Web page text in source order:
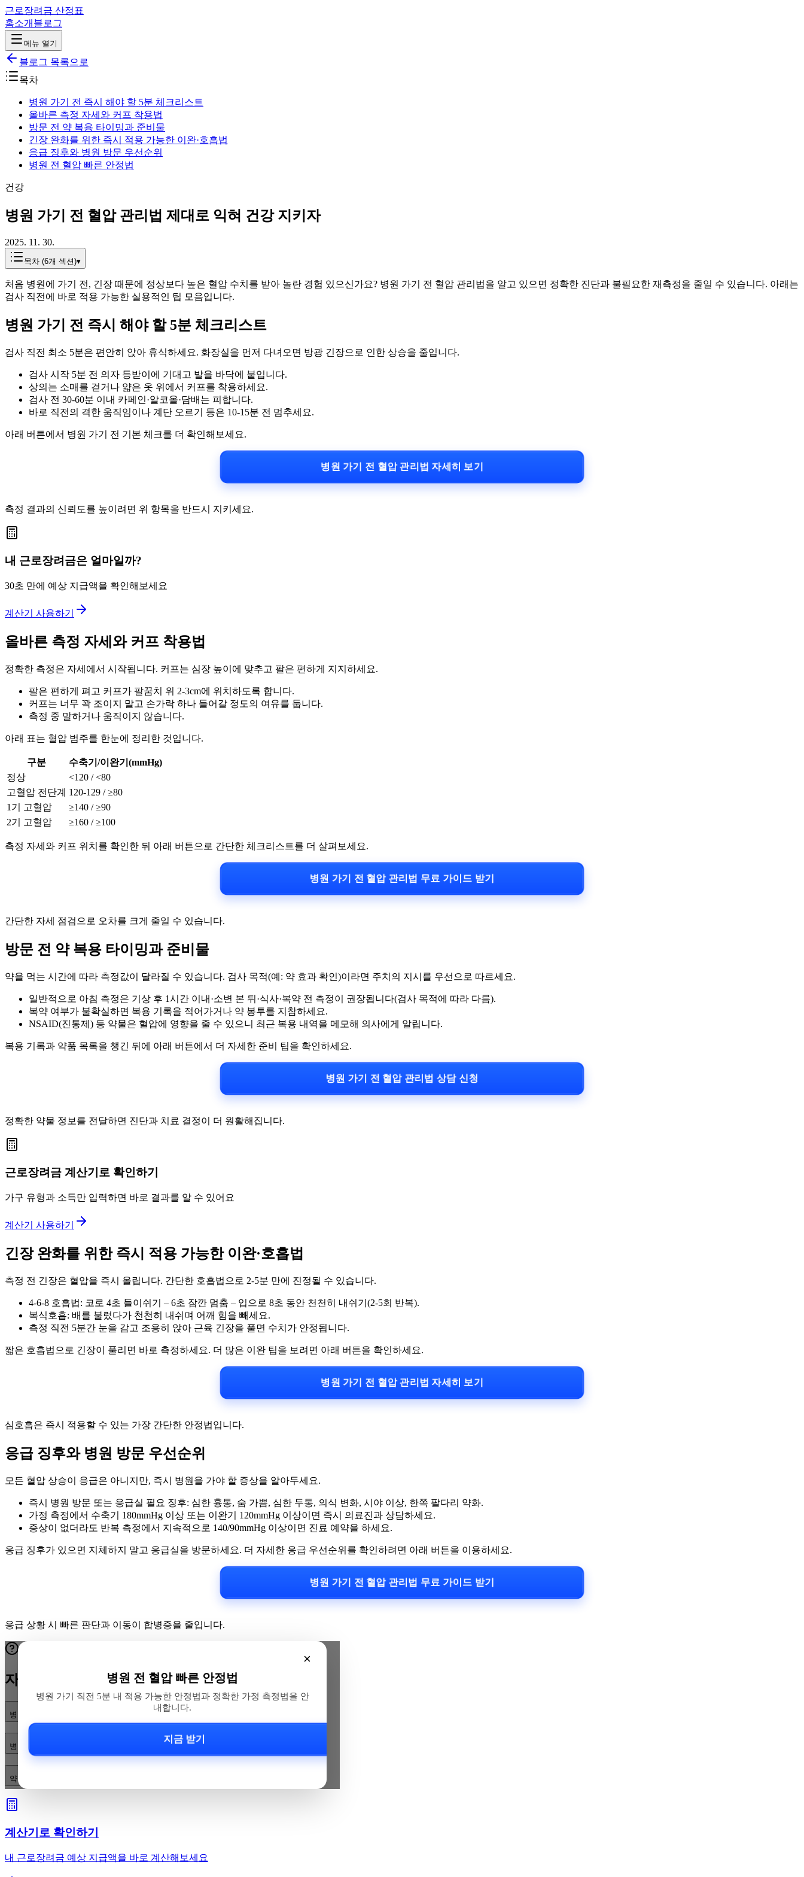
근로장려금 산정표
홈소개 블로그
메뉴 열기
블로그 목록으로
목차
병원 가기 전 즉시 해야 할 5분 체크리스트
올바른 측정 자세와 커프 착용법
방문 전 약 복용 타이밍과 준비물
긴장 완화를 위한 즉시 적용 가능한 이완·호흡법
응급 징후와 병원 방문 우선순위
병원 전 혈압 빠른 안정법
건강
병원 가기 전 혈압 관리법 제대로 익혀 건강 지키자
2025. 11. 30.
목차 (6개 섹션)▾
처음 병원에 가기 전, 긴장 때문에 정상보다 높은 혈압 수치를 받아 놀란 경험 있으신가요? 병원 가기 전 혈압 관리법을 알고 있으면 정확한 진단과 불필요한 재측정을 줄일 수 있습니다. 아래는
검사 직전에 바로 적용 가능한 실용적인 팁 모음입니다.
병원 가기 전 즉시 해야 할 5분 체크리스트
검사 직전 최소 5분은 편안히 앉아 휴식하세요. 화장실을 먼저 다녀오면 방광 긴장으로 인한 상승을 줄입니다.
검사 시작 5분 전 의자 등받이에 기대고 발을 바닥에 붙입니다.
상의는 소매를 걷거나 얇은 옷 위에서 커프를 착용하세요.
검사 전 30-60분 이내 카페인·알코올·담배는 피합니다.
바로 직전의 격한 움직임이나 계단 오르기 등은 10-15분 전 멈추세요.
아래 버튼에서 병원 가기 전 기본 체크를 더 확인해보세요.
병원 가기 전 혈압 관리법 자세히 보기
측정 결과의 신뢰도를 높이려면 위 항목을 반드시 지키세요.
내 근로장려금은 얼마일까?
30초 만에 예상 지급액을 확인해보세요
계산기 사용하기
올바른 측정 자세와 커프 착용법
정확한 측정은 자세에서 시작됩니다. 커프는 심장 높이에 맞추고 팔은 편하게 지지하세요.
팔은 편하게 펴고 커프가 팔꿈치 위 2-3cm에 위치하도록 합니다.
커프는 너무 꽉 조이지 말고 손가락 하나 들어갈 정도의 여유를 둡니다.
측정 중 말하거나 움직이지 않습니다.
아래 표는 혈압 범주를 한눈에 정리한 것입니다.
구분
수축기/이완기(mmHg)
정상
<120 / <80
고혈압 전단계 120-129 / ≥80
1기 고혈압
≥140 / ≥90
2기 고혈압
≥160 / ≥100
측정 자세와 커프 위치를 확인한 뒤 아래 버튼으로 간단한 체크리스트를 더 살펴보세요.
병원 가기 전 혈압 관리법 무료 가이드 받기
간단한 자세 점검으로 오차를 크게 줄일 수 있습니다.
방문 전 약 복용 타이밍과 준비물
약을 먹는 시간에 따라 측정값이 달라질 수 있습니다. 검사 목적(예: 약 효과 확인)이라면 주치의 지시를 우선으로 따르세요.
일반적으로 아침 측정은 기상 후 1시간 이내·소변 본 뒤·식사·복약 전 측정이 권장됩니다(검사 목적에 따라 다름).
복약 여부가 불확실하면 복용 기록을 적어가거나 약 봉투를 지참하세요.
NSAID(진통제) 등 약물은 혈압에 영향을 줄 수 있으니 최근 복용 내역을 메모해 의사에게 알립니다.
복용 기록과 약품 목록을 챙긴 뒤에 아래 버튼에서 더 자세한 준비 팁을 확인하세요.
병원 가기 전 혈압 관리법 상담 신청
정확한 약물 정보를 전달하면 진단과 치료 결정이 더 원활해집니다.
근로장려금 계산기로 확인하기
가구 유형과 소득만 입력하면 바로 결과를 알 수 있어요
계산기 사용하기
긴장 완화를 위한 즉시 적용 가능한 이완·호흡법
측정 전 긴장은 혈압을 즉시 올립니다. 간단한 호흡법으로 2-5분 만에 진정될 수 있습니다.
4-6-8 호흡법: 코로 4초 들이쉬기 – 6초 잠깐 멈춤 – 입으로 8초 동안 천천히 내쉬기(2-5회 반복).
복식호흡: 배를 불렀다가 천천히 내쉬며 어깨 힘을 빼세요.
측정 직전 5분간 눈을 감고 조용히 앉아 근육 긴장을 풀면 수치가 안정됩니다.
짧은 호흡법으로 긴장이 풀리면 바로 측정하세요. 더 많은 이완 팁을 보려면 아래 버튼을 확인하세요.
병원 가기 전 혈압 관리법 자세히 보기
심호흡은 즉시 적용할 수 있는 가장 간단한 안정법입니다.
응급 징후와 병원 방문 우선순위
모든 혈압 상승이 응급은 아니지만, 즉시 병원을 가야 할 증상을 알아두세요.
즉시 병원 방문 또는 응급실 필요 징후: 심한 흉통, 숨 가쁨, 심한 두통, 의식 변화, 시야 이상, 한쪽 팔다리 약화.
가정 측정에서 수축기 180mmHg 이상 또는 이완기 120mmHg 이상이면 즉시 의료진과 상담하세요.
증상이 없더라도 반복 측정에서 지속적으로 140/90mmHg 이상이면 진료 예약을 하세요.
응급 징후가 있으면 지체하지 말고 응급실을 방문하세요. 더 자세한 응급 우선순위를 확인하려면 아래 버튼을 이용하세요.
병원 가기 전 혈압 관리법 무료 가이드 받기
응급 상황 시 빠른 판단과 이동이 합병증을 줄입니다.
×
병원 전 혈압 빠른 안정법
병원 가기 직전 5분 내 적용 가능한 안정법과 정확한 가정 측정법을 안
내합니다.
지금 받기
자주 묻는 질문
병원 가기 전 바로 적용할 수 있는 혈압 안정법은 무엇인가요?
병원에서 정확하게 혈압을 재려면 어떤 자세와 커프 착용법을 지켜야 하나요?
약 복용과 응급 징후는 어떻게 준비하고 확인해야 하나요?
계산기로 확인하기
내 근로장려금 예상 지급액을 바로 계산해보세요